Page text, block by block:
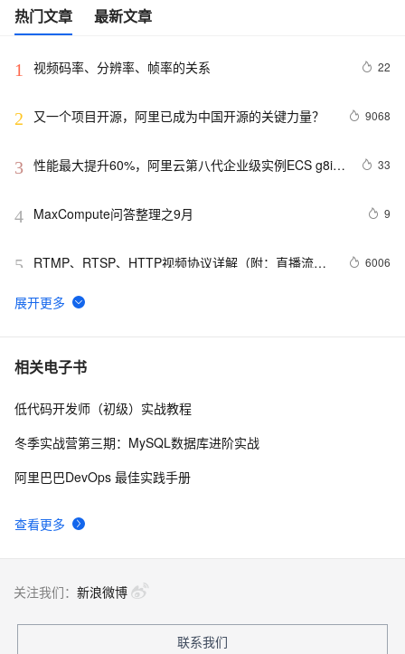
热门文章 最新文章
1 视频码率、分辨率、帧率的关系 22
2 又一个项目开源，阿里已成为中国开源的关键力量？ 9068
3 性能最大提升60%，阿里云第八代企业级实例ECS g8i正
33
4 MaxCompute问答整理之9月 9
5
RTMP、RTSP、HTTP视频协议详解（附：直播流地
6006
6
【YOLOv8改进 - 注意力机制】Triplet Attention：轻量有
7 Python PIL远程命令执行漏洞复现(CVE-2017-8291
8 新年快乐 ~
相关电子书
查看更多
低代码开发师（初级）实战教程
冬季实战营第三期：MySQL数据库进阶实战
阿里巴巴DevOps 最佳实践手册
关注我们： 新浪微博
联系我们